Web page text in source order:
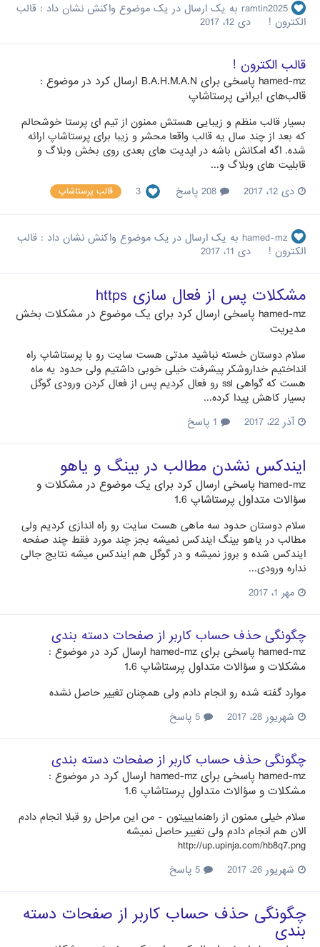
ramtin2025 به یک ارسال در یک موضوع واکنش نشان داد : قالب
الکترون !
دی 12، 2017
قالب الکترون !
hamed-mz پاسخی برای B.A.H.M.A.N ارسال کرد در موضوع :
قالب‌های ایرانی پرستاشاپ
بسیار قالب منظم و زیبایی هستش ممنون از تیم ای پرستا خوشحالم
که بعد از چند سال یه قالب واقعا محشر و زیبا برای پرستاشاپ ارائه
شده. اگه امکانش باشه در اپدیت های بعدی روی بخش وبلاگ و
قابلیت های وبلاگ و...
دی 12، 2017
3 قالب پرستاشاپ
hamed-mz به یک ارسال در یک موضوع واکنش نشان داد : قالب
الکترون !
دی 11، 2017
مشکلات پس از فعال سازی https
hamed-mz پاسخی ارسال کرد برای یک موضوع در مشکلات بخش
مدیریت
سلام دوستان خسته نباشید مدتی هست سایت رو با پرستاشاپ راه
انداختیم خداروشکر پیشرفت خیلی خوبی داشتیم ولی حدود یه ماه
هست که گواهی ssl رو فعال کردیم پس از فعال کردن ورودی گوگل
بسیار کاهش پیدا کرده...
آذر 22، 2017
ایندکس نشدن مطالب در بینگ و یاهو
hamed-mz پاسخی ارسال کرد برای یک موضوع در مشکلات و
سؤالات متداول پرستاشاپ 1.6
سلام دوستان حدود سه ماهی هست سایت رو راه اندازی کردیم ولی
مطالب در یاهو بینگ ایندکس نمیشه بجز چند مورد فقط چند صفحه
ایندکس شده و بروز نمیشه و در گوگل هم ایندکس میشه نتایج جالی
نداره ورودی...
مهر 1، 2017
چگونگی حذف حساب کاربر از صفحات دسته بندی
hamed-mz پاسخی برای hamed-mz ارسال کرد در موضوع :
مشکلات و سؤالات متداول پرستاشاپ 1.6
موارد گفته شده رو انجام دادم ولی همچنان تغییر حاصل نشده
شهریور 28، 2017
چگونگی حذف حساب کاربر از صفحات دسته بندی
hamed-mz پاسخی برای hamed-mz ارسال کرد در موضوع :
مشکلات و سؤالات متداول پرستاشاپ 1.6
سلام خیلی ممنون از راهنمایییتون - من این مراحل رو قبلا انجام دادم
الان هم انجام دادم ولی تغییر حاصل نمیشه
http://up.upinja.com/hb8q7.png
شهریور 26، 2017
چگونگی حذف حساب کاربر از صفحات دسته
بندی